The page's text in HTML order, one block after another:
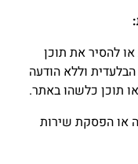
:
להסיר את תוכן
וללא הודעה
תוכן כלשהו באתר.
או הפסקת שירות